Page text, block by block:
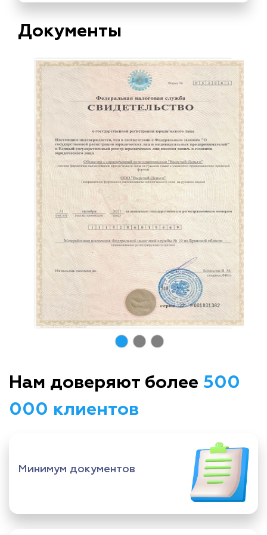
Документы
Нам доверяют более 500
000 клиентов
Минимум документов